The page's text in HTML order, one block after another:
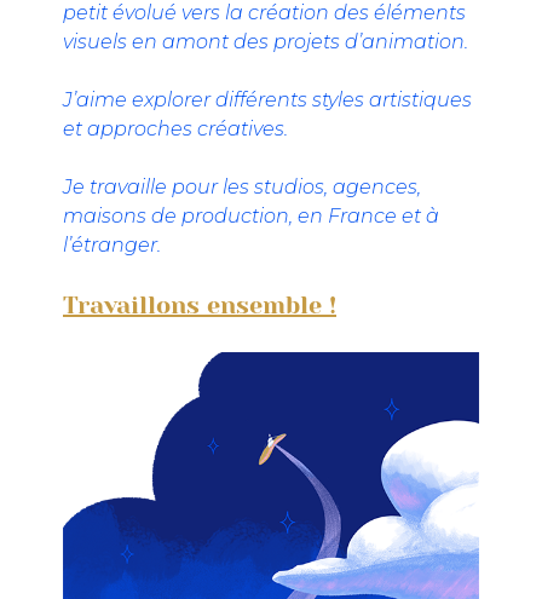
petit évolué vers la création des éléments
visuels en amont des projets d’animation.
J’aime explorer différents styles artistiques
et approches créatives.
Je travaille pour les studios, agences,
maisons de production, en France et à
l’étranger.
Travaillons ensemble !